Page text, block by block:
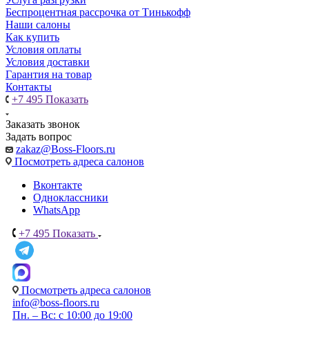
Беспроцентная рассрочка от Тинькофф
Наши салоны
Как купить
Условия оплаты
Условия доставки
Гарантия на товар
Контакты
+7 495 Показать
Заказать звонок
Задать вопрос
zakaz@Boss-Floors.ru
Посмотреть адреса салонов
Вконтакте
Одноклассники
WhatsApp
+7 495 Показать
Посмотреть адреса салонов
info@boss-floors.ru
Пн. – Вс: с 10:00 до 19:00